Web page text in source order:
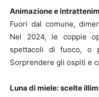
Animazione e
Fuori dal comune,
Nel 2024, le coppie
spettacoli di fuoco, o
Sorprendere gli ospiti e
Luna di miele: scelte